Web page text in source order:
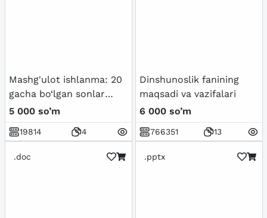
Mashg'ulot ishlanma: 20
gacha bo‘lgan sonlar
bilan tanishtirish.
5 000 so’m
19814 4
Dinshunoslik fanining
maqsadi va vazifalari
6 000 so’m
766351 13
.doc .pptx